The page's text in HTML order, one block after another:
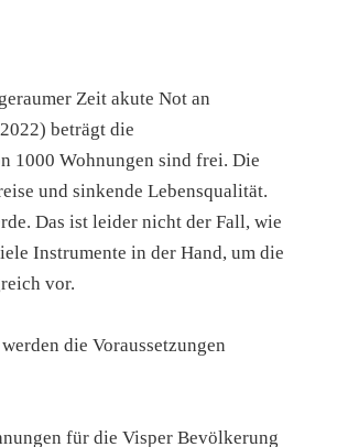
Zeit akute Not an
beträgt die
1000 Wohnungen sind frei. Die
und sinkende Lebensqualität.
Das ist leider nicht der Fall, wie
Instrumente in der Hand, um die
vor.
die Voraussetzungen
für die Visper Bevölkerung